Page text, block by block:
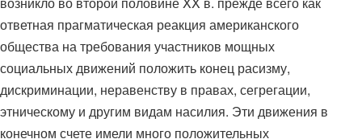
ответная прагматическая реакция американского
общества на требования участников мощных
социальных движений положить конец расизму,
дискриминации, неравенству в правах, сегрегации,
этническому и другим видам насилия. Эти движения в
конечном счете имели много положительных